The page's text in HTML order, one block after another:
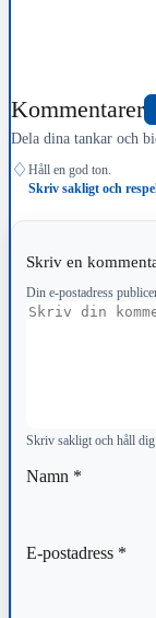
Kommentarer
Dela dina tankar och
♢ Håll en god ton.
Skriv sakligt och
Skriv en
Din e-postadress
Kommentar
Skriv sakligt och håll
Namn *
E-postadress *